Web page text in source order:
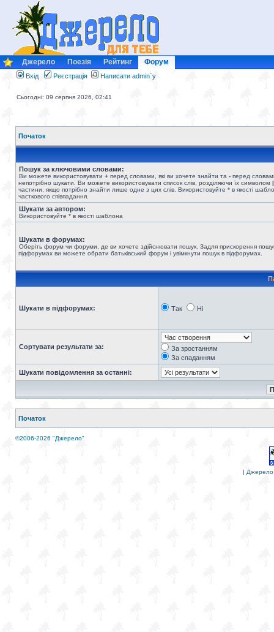
Джерело Поезія Рейтинг Форум
Вхід Реєстрація Написати admin`у
Сьогодні: 09 серпня 2026, 02:41
Початок
Пошук за ключовими словами:
Ви можете використовувати + перед словами, які ви хочете знайти та - перед
непотрібно шукати. Ви можете використовувати список слів, розділяючи їх символом |
частини, якщо потрібно знайти лише одне з цих слів. Використовуйте * в якості
часткового співпадання.
Шукати за автором:
Використовуйте * в якості шаблона
Шукати в форумах:
Оберіть форум чи форуми, де ви хочете здійснювати пошук. Задля прискорення
підфорумах ви можете обрати батьківський форум і увімкнути пошук в підфорумах.
Шукати в підфорумах: Так Ні
Сортувати результати за:
За зростанням
За спаданням
Шукати повідомлення за останні:
Початок
©2006-2026 "Джерело"
| Джерело